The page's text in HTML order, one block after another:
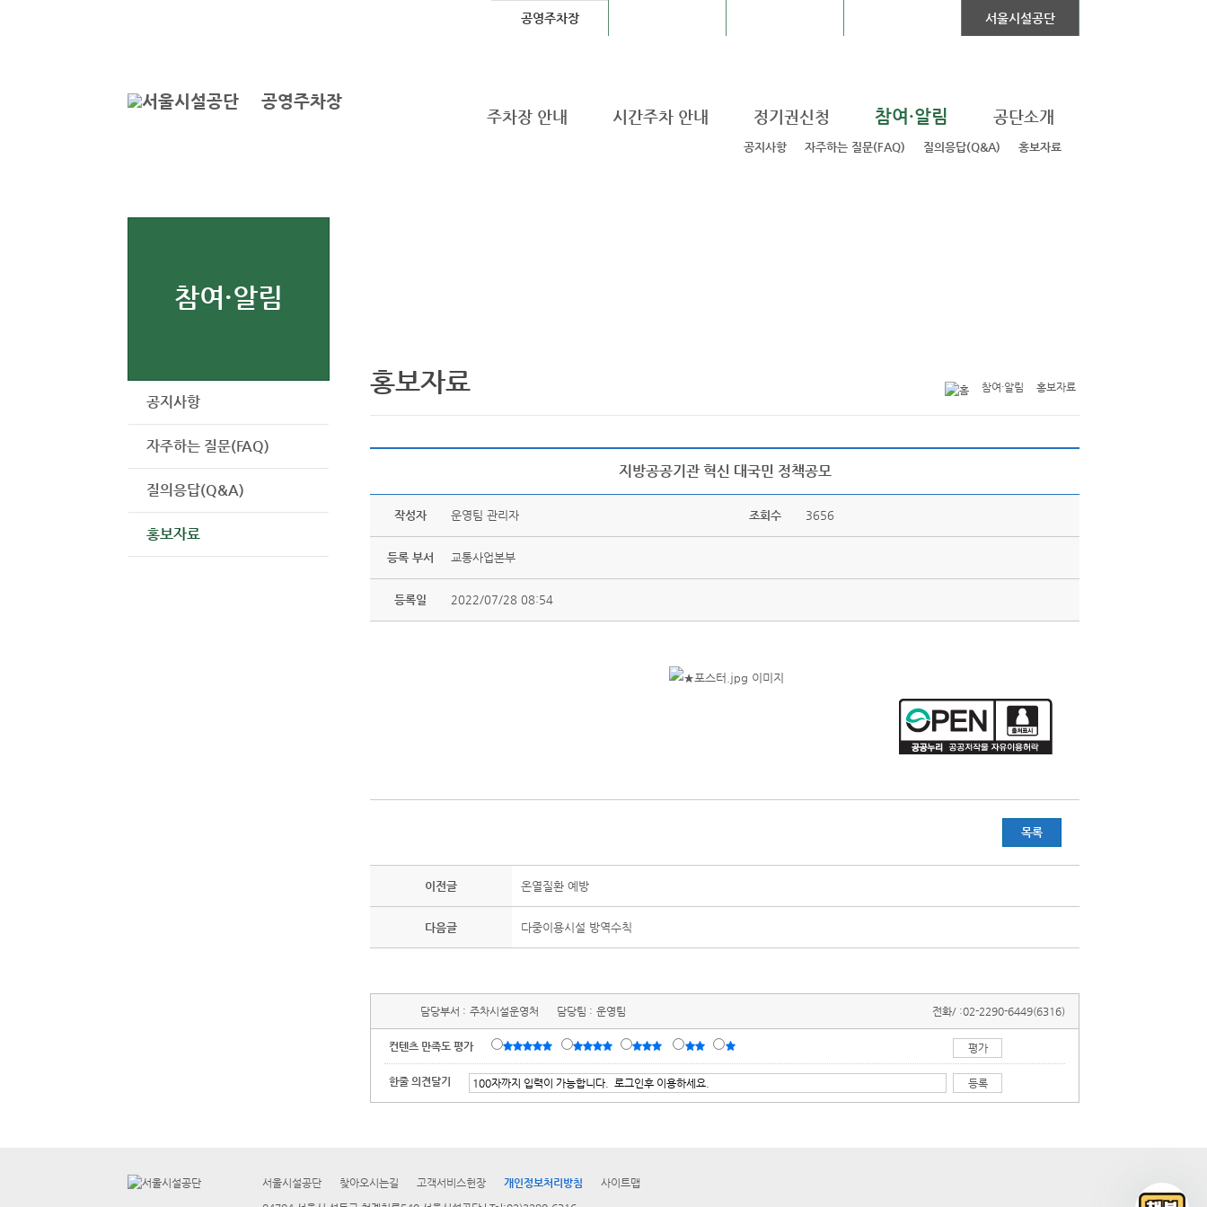
공영주차장
공영주차장 서울시설공단
주차장 안내 시간주차 안내 정기권신청 참여·알림
공지사항 자주하는 질문(FAQ) 질의응답(Q&A) 홍보자료
공단소개
참여·알림
공지사항
자주하는 질문(FAQ)
질의응답(Q&A)
홍보자료
홍보자료 참여·알림 홍보자료
지방공공기관 혁신 대국민 정책공모
작성자 운영팀 관리자 조회수 3656
등록 부서 교통사업본부
등록일 2022/07/28 08:54
목록
이전글 온열질환 예방
다음글 다중이용시설 방역수칙
담당부서 : 주차시설운영처 담당팀 : 운영팀 전화/ :02-2290-6449(6316)
컨텐츠 만족도 평가
한줄 의견달기
서울시설공단 찾아오시는길 고객서비스헌장 개인정보처리방침
사이트맵